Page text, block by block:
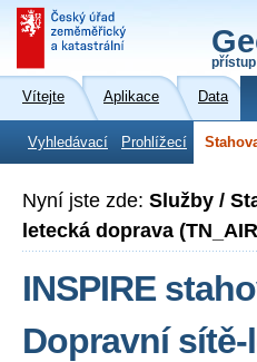
Vítejte Aplikace Data
Vyhledávací Prohlížecí
Nyní jste zde: Služby /
letecká doprava
INSPIRE
Dopravní sítě-